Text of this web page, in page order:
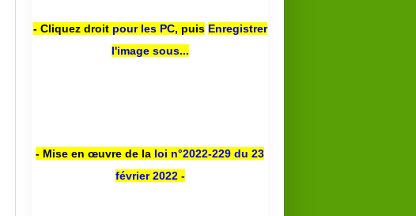
- Cliquez droit pour les PC, puis Enregistrer
l'image sous...
- Mise en œuvre de la loi n°2022-229 du 23
février 2022 -